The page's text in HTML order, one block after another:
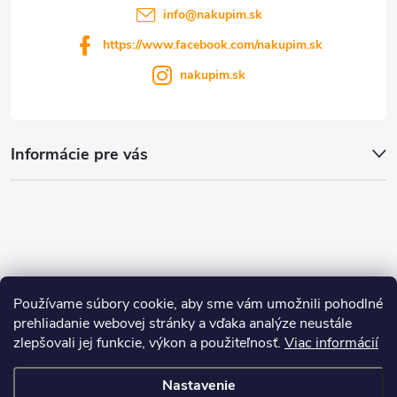
Používame súbory cookie, aby sme vám umožnili pohodlné
prehliadanie webovej stránky a vďaka analýze neustále
zlepšovali jej funkcie, výkon a použiteľnosť. Viac informácií
Nastavenie
Informácie pre vás
info@nakupim.sk
https://www.facebook.com/nakupim.sk
nakupim.sk